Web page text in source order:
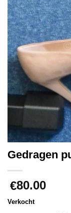
Gedragen
€80.00
Verkocht